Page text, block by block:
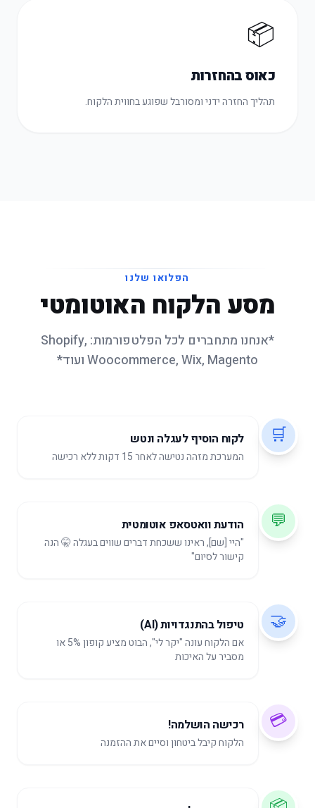
📦
כאוס בהחזרות
תהליך החזרה ידני ומסורבל שפוגע בחווית הלקוח.
הפלואו שלנו
מסע הלקוח האוטומטי
*אנחנו מתחברים לכל הפלטפורמות: Shopify,
Woocommerce, Wix, Magento ועוד*
🛒 לקוח הוסיף לעגלה ונטש
המערכת מזהה נטישה לאחר 15 דקות ללא רכישה
💬 הודעת וואטסאפ אוטומטית
"היי [שם], ראינו ששכחת דברים שווים בעגלה 🤫 הנה
קישור לסיום"
🤝 טיפול בהתנגדויות (AI)
אם הלקוח עונה "יקר לי", הבוט מציע קופון 5% או
מסביר על האיכות
💳 רכישה הושלמה!
הלקוח קיבל ביטחון וסיים את ההזמנה